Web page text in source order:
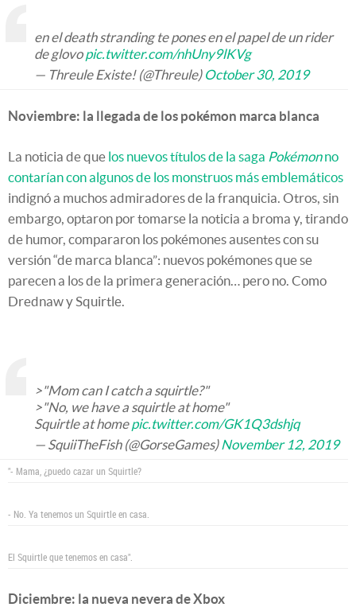
en el death stranding te pones en el papel de un rider
de glovopic.twitter.com/nhUny9lKVg
— Threule Existe! (@Threule) October 30, 2019
Noviembre: la llegada de los pokémon marca blanca
La noticia de que los nuevos títulos de la saga Pokémonno
contarían con algunos de los monstruos más emblemáticos
indignó a muchos admiradores de la franquicia. Otros, sin
embargo, optaron por tomarse la noticia a broma y, tirando
de humor, compararon los pokémones ausentes con su
versión “de marca blanca”: nuevos pokémones que se
parecen a los de la primera generación… pero no. Como
Drednaw y Squirtle.
>"Mom can I catch a squirtle?"
>"No, we have a squirtle at home"
Squirtle at homepic.twitter.com/GK1Q3dshjq
— SquiiTheFish (@GorseGames) November 12, 2019
"- Mama, ¿puedo cazar un Squirtle?
- No. Ya tenemos un Squirtle en casa.
El Squirtle que tenemos en casa".
Diciembre: la nueva nevera de Xbox